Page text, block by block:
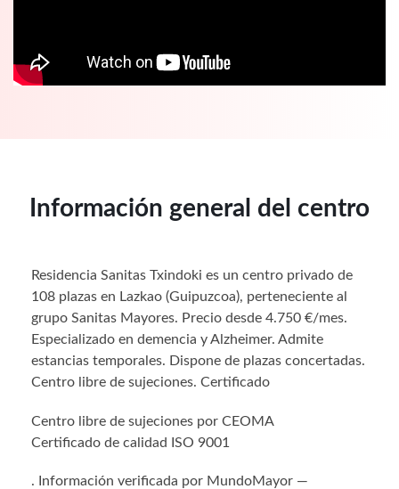
Información general del centro
Residencia Sanitas Txindoki es un centro privado de
108 plazas en Lazkao (Guipuzcoa), perteneciente al
grupo Sanitas Mayores. Precio desde 4.750 €/mes.
Especializado en demencia y Alzheimer. Admite
estancias temporales. Dispone de plazas concertadas.
Centro libre de sujeciones. Certificado
Centro libre de sujeciones por CEOMA
Certificado de calidad ISO 9001
. Información verificada por MundoMayor —